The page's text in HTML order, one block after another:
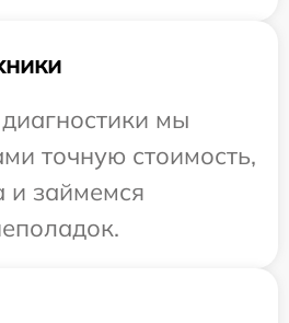
мы
точную стоимость,
и займемся